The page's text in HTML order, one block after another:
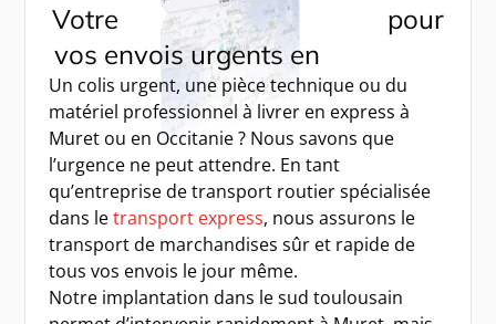
Votre transporteur express
pour
vos envois urgents en
Un colis urgent, une pièce technique ou du
matériel professionnel à livrer en express à
Muret ou en Occitanie ? Nous savons que
l’urgence ne peut attendre. En tant
qu’entreprise de transport routier spécialisée
dans le transport express, nous assurons le
transport de marchandises sûr et rapide de
tous vos envois le jour même.
Notre implantation dans le sud toulousain